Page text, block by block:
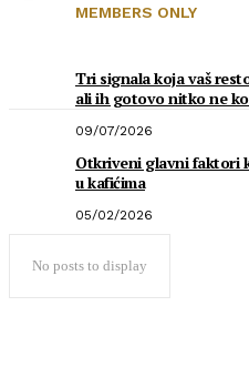
MEMBERS ONLY
Tri signala koja vaš
ali ih gotovo nitko ne
09/07/2026
Otkriveni glavni faktori
u kafićima
05/02/2026
No posts to display